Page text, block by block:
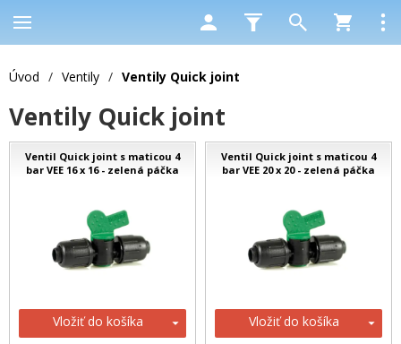
Úvod / Ventily / Ventily Quick joint
Ventily Quick joint
Ventil Quick joint s maticou 4
bar VEE 16 x 16 - zelená páčka
Vložiť do košíka
Ventil Quick joint s maticou 4
bar VEE 20 x 20 - zelená páčka
Vložiť do košíka